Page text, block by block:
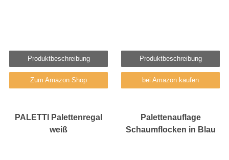
Produktbeschreibung
Zum Amazon Shop
Produktbeschreibung
bei Amazon kaufen
PALETTI Palettenregal
weiß
Palettenauflage
Schaumflocken in Blau